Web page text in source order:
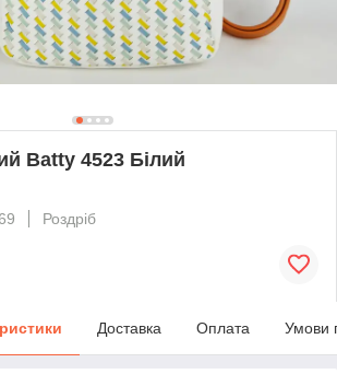
Batty 4523 Білий
Роздріб
Доставка Оплата Умови